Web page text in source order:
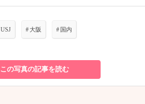
USJ # 大阪 # 国内
この写真の記事を読む